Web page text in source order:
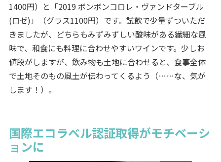
1400円）と「2019 ボンボンコロレ・ヴァンドターブル
(ロゼ)」（グラス1100円）です。試飲で少量ずついただ
きましたが、どちらもみずみずしい酸味がある繊細な風
味で、和食にも料理に合わせやすいワインです。少しお
値段がしますが、飲み物も土地に合わせると、食事全体
で土地そのもの風土が伝わってくるよう（……な、気が
します！）。
国際エコラベル認証取得がモチベーシ
ョンに